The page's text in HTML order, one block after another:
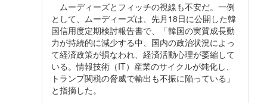
ムーディーズとフィッチの視線も不安だ。一例
として、ムーディーズは、先月18日に公開した韓
国信用度定期検討報告書で、「韓国の実質成長動
力が持続的に減少する中、国内の政治状況によっ
て経済政策が損なわれ、経済活動心理が萎縮して
いる。情報技術（IT）産業のサイクルが鈍化し、
トランプ関税の脅威で輸出も不振に陥っている」
と指摘した。